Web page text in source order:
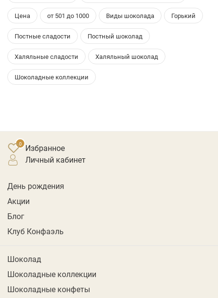
Цена от 501 до 1000 Виды шоколада Горький
Постные сладости Постный шоколад
Халяльные сладости Халяльный шоколад
Шоколадные коллекции
Избранное
личный кабинет
День рождения
Акции
Блог
Клуб Конфаэль
Шоколад
Шоколадные коллекции
Шоколадные конфеты